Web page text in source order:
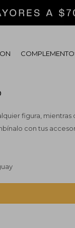
figura,
con tus